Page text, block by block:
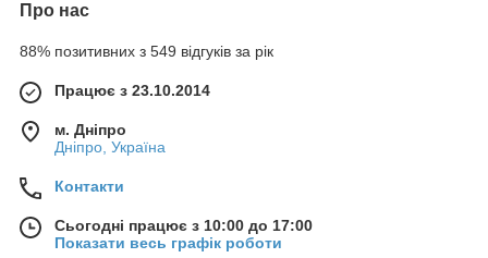
Про нас
88% позитивних з 549 відгуків за рік
Працює з 23.10.2014
м. Дніпро
Дніпро, Україна
Контакти
Сьогодні працює з 10:00 до 17:00
Показати весь графік роботи